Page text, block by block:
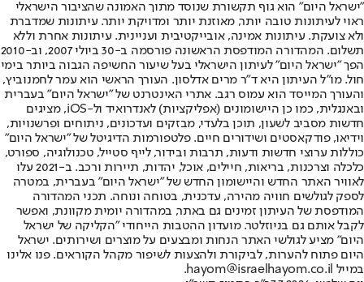
"ישראל היום" הוא גוף תקשורת שנוסד מתוך האמונה שהציבור הישראלי
ראוי לעיתונות טובה יותר, מאוזנת יותר ומדויקת יותר. עיתונות שמדברת
ולא צועקת. עיתונות אמינה, אובייקטיבית ועניינית. עיתונות אחרת וללא
תשלום. המהדורה המודפסת הראשונה פורסמה ב-30 ביולי 2007, וב-2010
הפך "ישראל היום" לעיתון הישראלי בעל שיעור החשיפה הגבוה ביותר בימי
חול. מו"ל העיתון היא ד"ר מרים אדלסון. העורך הראשי הוא עמר לחמנוביץ,
והעורך המייסד הוא עמוס רגב. אתרי האינטרנט של "ישראל היום" בעברית
ובאנגלית, כמו כן היישומונים (אפליקציות) לאנדרואיד ול-iOS, מציגים
חדשות מסביב לשעון, תוכן בלעדי, מבזקים ועדכונים, ניתוחים ופרשנויות,
וידיאו, פודקאסטים ושידורים חיים. פלטפורמות הדיגיטל של "ישראל היום"
כוללות ערוצי חדשות ודעות, תרבות ובידור, לייף סטייל, טכנולוגיה, ספורט,
כלכלה וצרכנות, בריאות, חיילים, אוכל, יהדות, תיירות ורכב. ב-2021 עלו
לאוויר האתר החדש והיישומון החדש של "ישראל היום" בעברית, במטרה
לספק לגולשים חוויה מהירה, עדכנית, בטוחה ונוחה. תכני המהדורה
המודפסת של העיתון זמינים גם באתר, במהדורה יומית מקוונת, ואפשר
לקבל אותם גם בניוזלטר. מועדון ההטבות הייחודי "הקליקה של ישראל
היום" מציע לגולשי האתר הנחות ומבצעים על מוצרים ושירותים. ישראל
היום פתוח להערות, לביקורת ולהצעות לשיפור מקהל הקוראים. פנו אלינו
במייל hayom@israelhayom.co.il.